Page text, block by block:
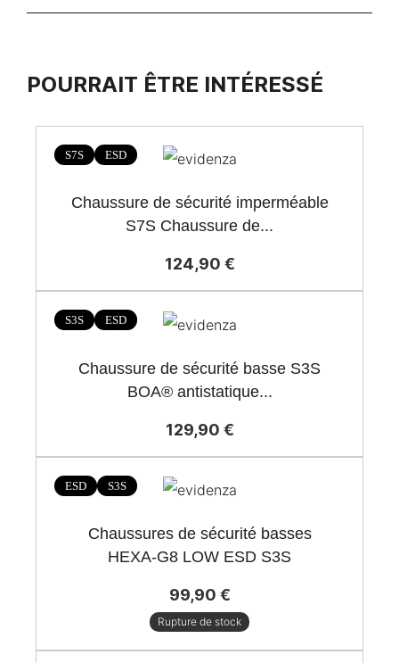
POURRAIT ÊTRE INTÉRESSÉ
S7S ESD
Chaussure de sécurité imperméable
S7S Chaussure de...
124,90 €
S3S ESD
Chaussure de sécurité basse S3S
BOA® antistatique...
129,90 €
ESD S3S
Chaussures de sécurité basses
HEXA-G8 LOW ESD S3S
99,90 €
Rupture de stock